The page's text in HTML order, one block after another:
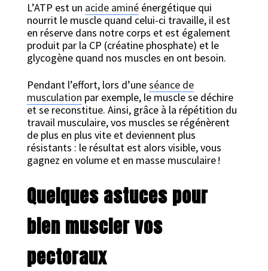
L’ATP est un acide aminéénergétique qui
nourrit le muscle quand celui-ci travaille, il est
en réserve dans notre corps et est également
produit par la CP (créatine phosphate) et le
glycogène quand nos muscles en ont besoin.
Pendant l’effort, lors d’uneséance de
musculation par exemple, le muscle se déchire
et se reconstitue. Ainsi, grâce à la répétition du
travail musculaire, vos muscles se régénèrent
de plus en plus vite et deviennent plus
résistants : le résultat est alors visible, vous
gagnez en volume et en masse musculaire !
Quelques astuces pour
bien muscler vos
pectoraux